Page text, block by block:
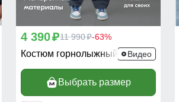
4 390p11 990p-63%
Костюм горнолыжный 3710TC
Видео
Выбрать размер